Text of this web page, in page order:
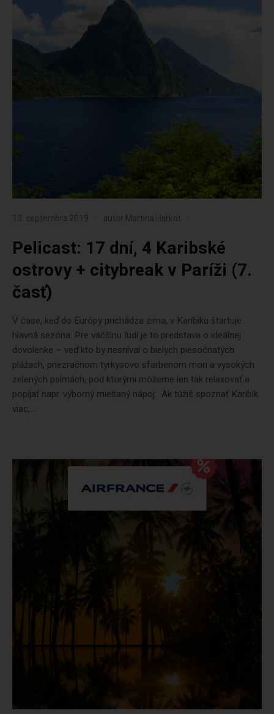
13. septembra 2019 autor Martina Harkot
Pelicast: 17 dní, 4 Karibské
ostrovy + citybreak v Paríži (7.
časť)
V čase, keď do Európy prichádza zima, v Karibiku štartuje
hlavná sezóna. Pre väčšinu ľudí je to predstava o ideálnej
dovolenke – veď kto by nesníval o bielych piesočnatých
plážach, priezračnom tyrkysovo sfarbenom mori a vysokých
zelených palmách, pod ktorými môžeme len tak relaxovať a
popíjať napr. výborný miešaný nápoj. Ak túžiš spoznať Karibik
viac,...